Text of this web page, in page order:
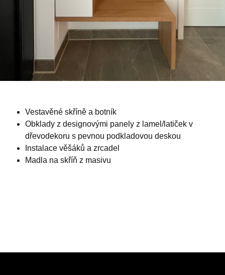
Vestavěné skříně a botník
Obklady z designovými panely z lamel/latiček v
dřevodekoru s pevnou podkladovou deskou
Instalace věšáků a zrcadel
Madla na skříň z masivu